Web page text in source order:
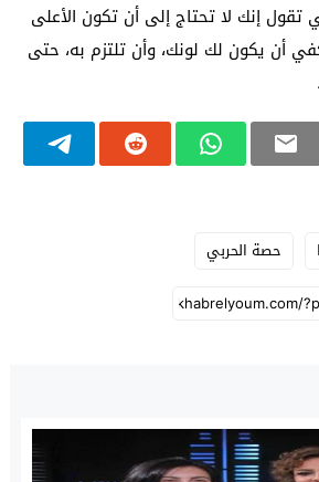
إنك لا تحتاج إلى أن تكون الأعلى
أن يكون لك لونك، وأن تلتزم به، حتى
حصة الحربي